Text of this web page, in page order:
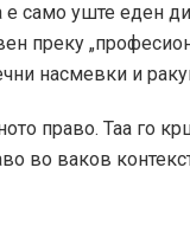
е само уште еден
преку
насмевки и
право. Таа го
во ваков